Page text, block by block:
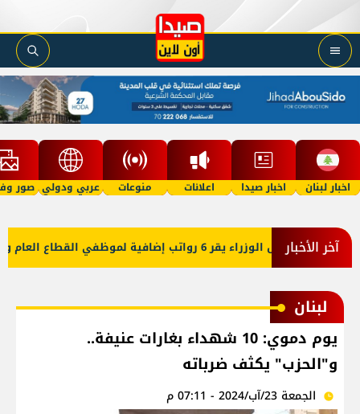
اخبار لبنان اخبار صيدا اعلانات منوعات عربي ودولي صور
آخر الأخبار
لبنان
يوم دموي: 10 شهداء بغارات عنيفة..
و"الحزب" يكثف ضرباته
الجمعة 23/آب/2024 - 07:11 م